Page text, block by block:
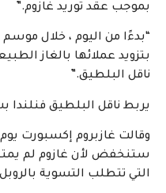
بموجب عقد توريد غازوم.”
“بدءًا من اليوم ، خلال
بتزويد عملائها بالغاز
ناقل البلطيق.”
يربط ناقل البلطيق فنلندا
وقالت غازبروم إكسبورت
ستنخفض لأن غازوم لم
التي تتطلب التسوية